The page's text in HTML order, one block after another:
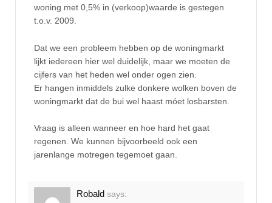
woning met 0,5% in (verkoop)waarde is gestegen
t.o.v. 2009.
Dat we een probleem hebben op de woningmarkt
lijkt iedereen hier wel duidelijk, maar we moeten de
cijfers van het heden wel onder ogen zien.
Er hangen inmiddels zulke donkere wolken boven de
woningmarkt dat de bui wel haast móet losbarsten.
Vraag is alleen wanneer en hoe hard het gaat
regenen. We kunnen bijvoorbeeld ook een
jarenlange motregen tegemoet gaan.
Robald says: